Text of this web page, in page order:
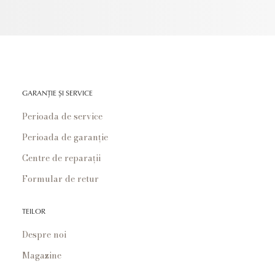
GARANȚIE ȘI SERVICE
Perioada de service
Perioada de garanție
Centre de reparații
Formular de retur
TEILOR
Despre noi
Magazine